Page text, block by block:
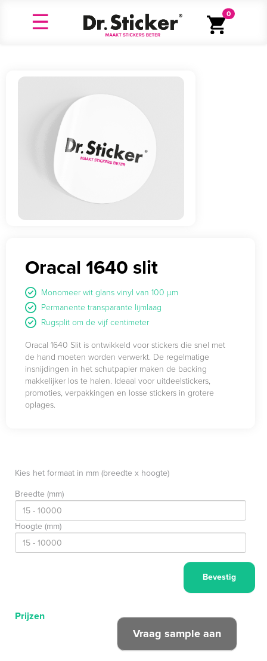
0
Oracal 1640 slit
Monomeer wit glans vinyl van 100 µm
Permanente transparante lijmlaag
Rugsplit om de vijf centimeter
Oracal 1640 Slit is ontwikkeld voor stickers die snel met
de hand moeten worden verwerkt. De regelmatige
insnijdingen in het schutpapier maken de backing
makkelijker los te halen. Ideaal voor uitdeelstickers,
promoties, verpakkingen en losse stickers in grotere
oplages.
Kies het formaat in mm (breedte x hoogte)
Breedte (mm)
Hoogte (mm)
Prijzen